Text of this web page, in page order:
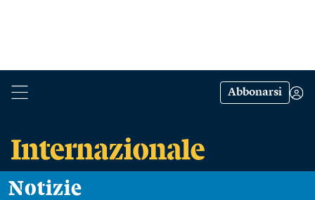
Abbonarsi
Notizie